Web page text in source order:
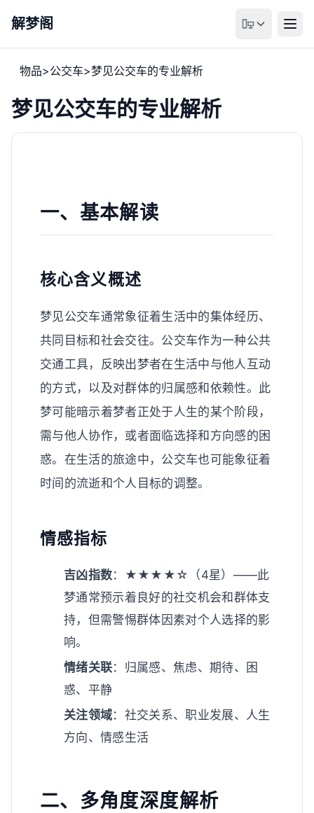
解梦阁
物品>公交车>梦见公交车的专业解析
梦见公交车的专业解析
一、基本解读
核心含义概述
梦见公交车通常象征着生活中的集体经历、
共同目标和社会交往。公交车作为一种公共
交通工具，反映出梦者在生活中与他人互动
的方式，以及对群体的归属感和依赖性。此
梦可能暗示着梦者正处于人生的某个阶段，
需与他人协作，或者面临选择和方向感的困
惑。在生活的旅途中，公交车也可能象征着
时间的流逝和个人目标的调整。
情感指标
吉凶指数：★★★★☆（4星）——此
梦通常预示着良好的社交机会和群体支
持，但需警惕群体因素对个人选择的影
响。
情绪关联：归属感、焦虑、期待、困
惑、平静
关注领域：社交关系、职业发展、人生
方向、情感生活
二、多角度深度解析